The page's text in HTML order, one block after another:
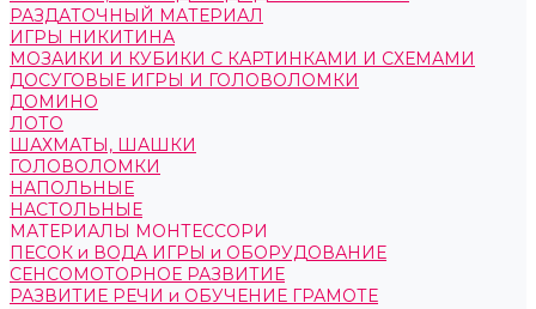
РАЗДАТОЧНЫЙ МАТЕРИАЛ
ИГРЫ НИКИТИНА
МОЗАИКИ И КУБИКИ С КАРТИНКАМИ И СХЕМАМИ
ДОСУГОВЫЕ ИГРЫ И ГОЛОВОЛОМКИ
ДОМИНО
ЛОТО
ШАХМАТЫ, ШАШКИ
ГОЛОВОЛОМКИ
НАПОЛЬНЫЕ
НАСТОЛЬНЫЕ
МАТЕРИАЛЫ МОНТЕССОРИ
ПЕСОК и ВОДА ИГРЫ и ОБОРУДОВАНИЕ
СЕНСОМОТОРНОЕ РАЗВИТИЕ
РАЗВИТИЕ РЕЧИ и ОБУЧЕНИЕ ГРАМОТЕ